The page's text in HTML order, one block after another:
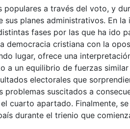
a través del voto, y
planes administrativos. En
fases por las que ha ido
cristiana con la
lugar, ofrece una
un equilibrio de fuerzas
electorales que
suscitados a
cuarto apartado. Finalmente,
durante el trienio que